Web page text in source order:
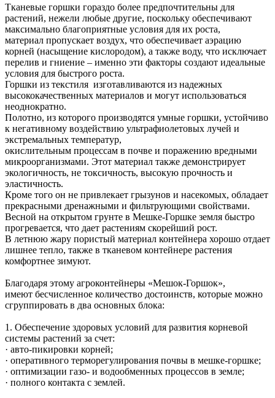
Тканевые горшки гораздо более предпочтительны для
растений, нежели любые другие, поскольку обеспечивают
максимально благоприятные условия для их роста,
материал пропускает воздух, что обеспечивает аэрацию
корней (насыщение кислородом), а также воду, что исключает
перелив и гниение – именно эти факторы создают идеальные
условия для быстрого роста.
Горшки из текстиля изготавливаются из надежных
высококачественных материалов и могут использоваться
неоднократно.
Полотно, из которого производятся умные горшки, устойчиво
к негативному воздействию ультрафиолетовых лучей и
экстремальных температур,
окислительным процессам в почве и поражению вредными
микроорганизмами. Этот материал также демонстрирует
экологичность, не токсичность, высокую прочность и
эластичность.
Кроме того он не привлекает грызунов и насекомых, обладает
прекрасными дренажными и фильтрующими свойствами.
Весной на открытом грунте в Мешке-Горшке земля быстро
прогревается, что дает растениям скорейший рост.
В летнюю жару пористый материал контейнера хорошо отдает
лишнее тепло, также в тканевом контейнере растения
комфортнее зимуют.
Благодаря этому агроконтейнеры «Мешок-Горшок»,
имеют бесчисленное количество достоинств, которые можно
сгруппировать в два основных блока:
1. Обеспечение здоровых условий для развития корневой
системы растений за счет:
· авто-пикировки корней;
· оперативного терморегулирования почвы в мешке-горшке;
· оптимизации газо- и водообменных процессов в земле;
· полного контакта с землей.